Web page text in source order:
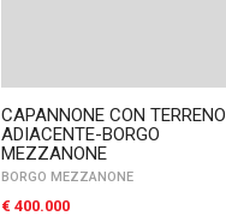
CAPANNONE CON TERRENO
ADIACENTE-BORGO
MEZZANONE
BORGO MEZZANONE
€ 400.000